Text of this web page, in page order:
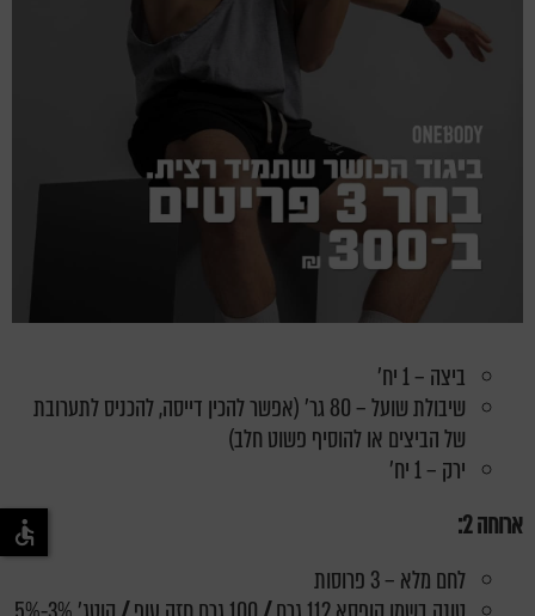
ביצה – 1 יח'
שיבולת שועל – 80 גר' (אפשר להכין דייסה, להכניס לתערובת
של הביצים או להוסיף פשוט חלב)
ירק – 1 יח'
ארוחה 2:
לחם מלא – 3 פרוסות